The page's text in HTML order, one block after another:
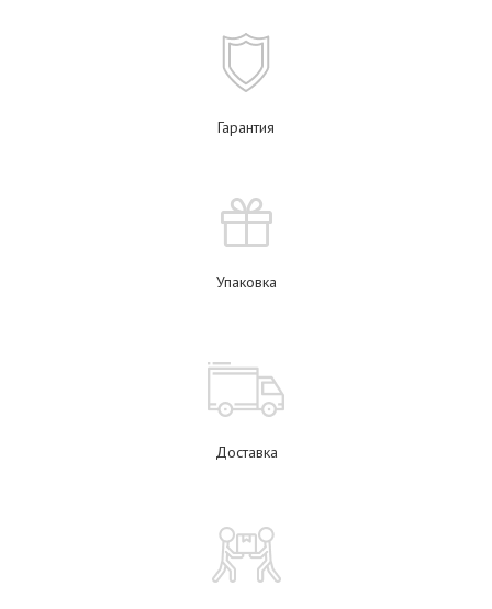
Гарантия
Упаковка
Доставка